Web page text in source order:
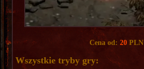
Cena od: 20 PLN
Wszystkie tryby gry: